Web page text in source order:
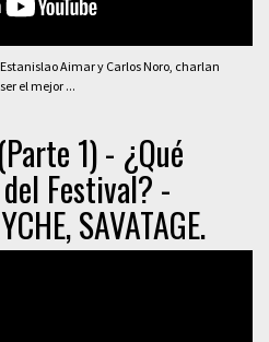
Aimar y Carlos Noro, charlan
el mejor ...
1) - ¿Qué
Festival? -
SAVATAGE.